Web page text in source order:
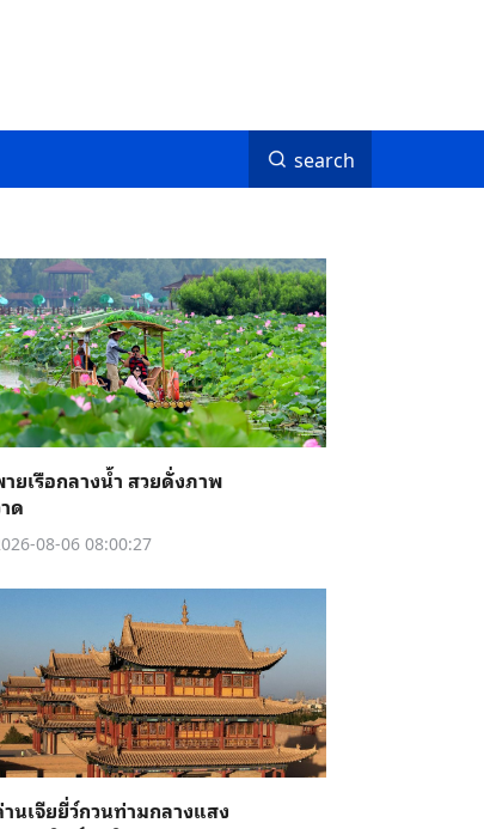
search
ยเรือกลางน้ำ สวยดั่งภาพ
ด
08-06 08:00:27
นเจียยี่ว์กวนท่ามกลางแสง